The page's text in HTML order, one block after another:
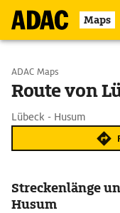
Maps
Start wählen
ADAC Maps
Route von
Lübeck - Husum
Streckenlänge
Husum